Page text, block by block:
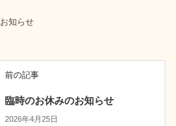
知らせ
前の記事
臨時のお休みのお知らせ
2026年4月25日